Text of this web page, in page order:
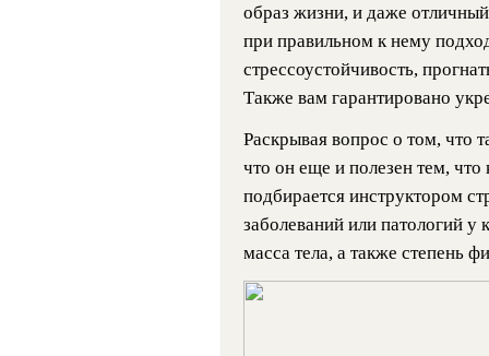
образ жизни, и даже
при правильном к нему
стрессоустойчивость,
Также вам гарантировано
Раскрывая вопрос о том, что
что он еще и полезен тем,
подбирается инструктором
заболеваний или патологий у
масса тела, а также степень